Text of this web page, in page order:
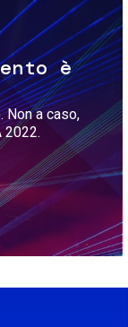
è
Non a caso,
2022.